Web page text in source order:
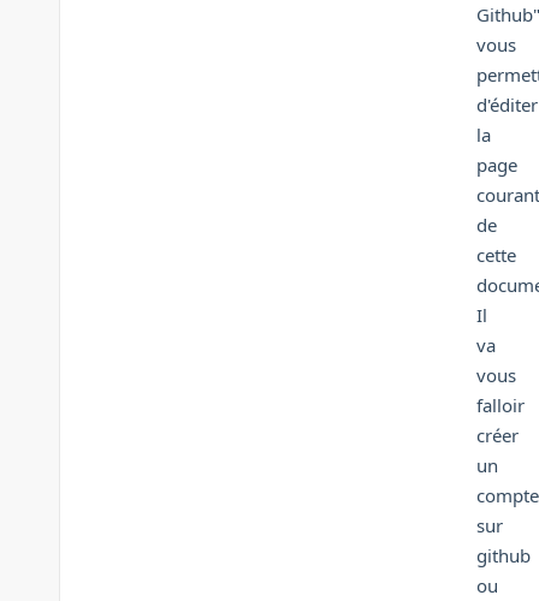
Github"
vous
d'éditer
la
page
de
cette
Il
va
vous
falloir
créer
un
compte
sur
github
ou